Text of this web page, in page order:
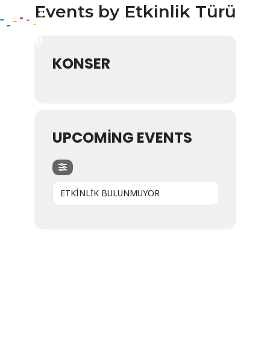
Events by Etkinlik Türü
KONSER
UPCOMING EVENTS
ETKİNLİK BULUNMUYOR